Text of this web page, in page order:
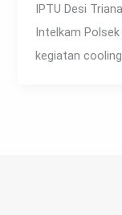
IPTU Desi
Intelkam
kegiatan